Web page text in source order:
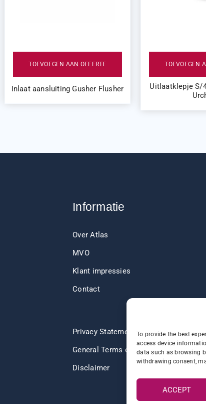
To provide the best
access device
data such as browsing
withdrawing consent,
ACCEPT
TOEVOEGEN AAN OFFERTE
Inlaat aansluiting Gusher Flusher
TOEVOEGEN
Uitlaatklepje S/
Informatie
Over Atlas
MVO
Klant impressies
Contact
Privacy Statement
General Terms of Delivery
Disclaimer